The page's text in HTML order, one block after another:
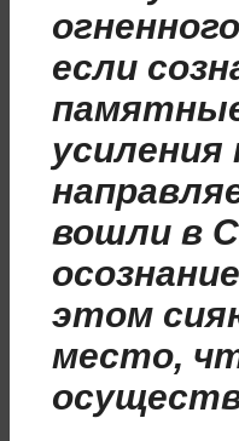
если
усиления
вошли в
этом
место,